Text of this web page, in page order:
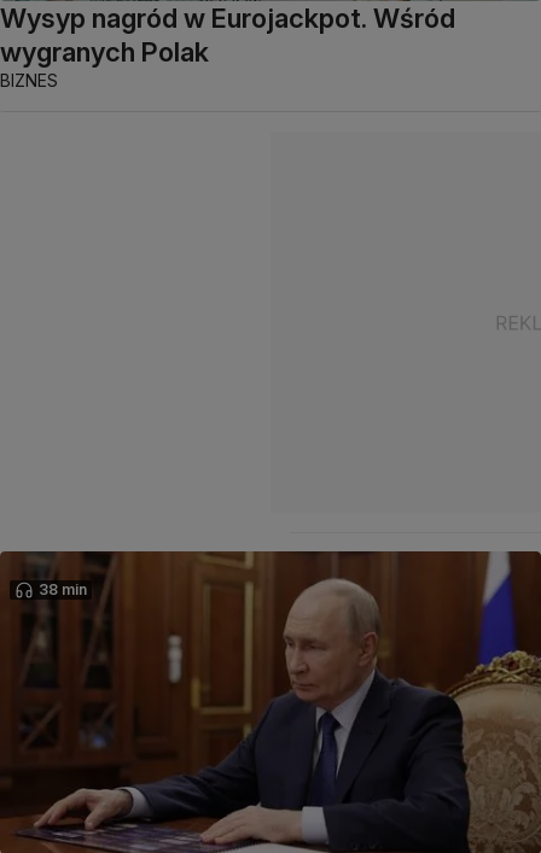
Wysyp nagród w Eurojackpot. Wśród
wygranych Polak
BIZNES
38 min